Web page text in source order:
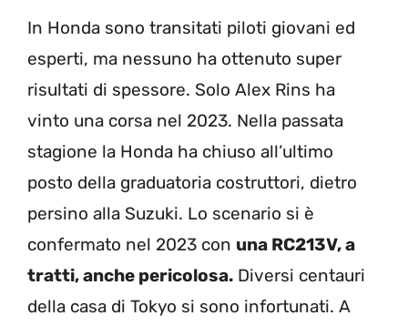
In Honda sono transitati piloti giovani ed
esperti, ma nessuno ha ottenuto super
risultati di spessore. Solo Alex Rins ha
vinto una corsa nel 2023. Nella passata
stagione la Honda ha chiuso all’ultimo
posto della graduatoria costruttori, dietro
persino alla Suzuki. Lo scenario si è
confermato nel 2023 con una RC213V, a
tratti, anche pericolosa. Diversi centauri
della casa di Tokyo si sono infortunati. A